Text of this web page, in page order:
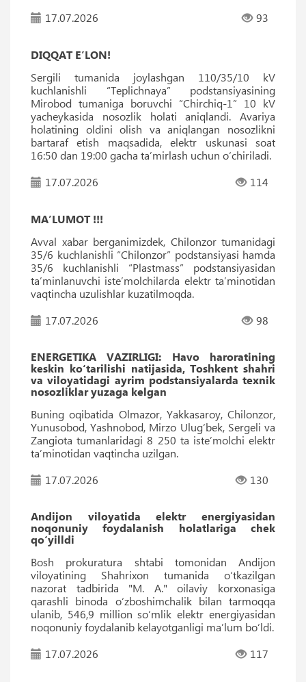
17.07.2026 93
DIQQAT E’LON!
Sergili tumanida joylashgan 110/35/10 kV
kuchlanishli “Teplichnaya” podstansiyasining
Mirobod tumaniga boruvchi “Chirchiq-1” 10 kV
yacheykasida nosozlik holati aniqlandi. Avariya
holatining oldini olish va aniqlangan nosozlikni
bartaraf etish maqsadida, elektr uskunasi soat
16:50 dan 19:00 gacha ta’mirlash uchun o‘chiriladi.
17.07.2026
114
MA’LUMOT !!!
Avval xabar berganimizdek, Chilonzor tumanidagi
35/6 kuchlanishli “Chilonzor” podstansiyasi hamda
35/6 kuchlanishli “Plastmass” podstansiyasidan
ta’minlanuvchi iste’molchilarda elektr ta’minotidan
vaqtincha uzulishlar kuzatilmoqda.
17.07.2026
98
ENERGETIKA VAZIRLIGI: Havo haroratining
keskin ko‘tarilishi natijasida, Toshkent shahri
va viloyatidagi ayrim podstansiyalarda texnik
nosozliklar yuzaga kelgan
Buning oqibatida Olmazor, Yakkasaroy, Chilonzor,
Yunusobod, Yashnobod, Mirzo Ulug‘bek, Sergeli va
Zangiota tumanlaridagi 8 250 ta iste’molchi elektr
ta’minotidan vaqtincha uzilgan.
17.07.2026
130
Andijon viloyatida elektr energiyasidan
noqonuniy foydalanish holatlariga chek
qo‘yilldi
Bosh prokuratura shtabi tomonidan Andijon
viloyatining Shahrixon tumanida o‘tkazilgan
nazorat tadbirida "M. A." oilaviy korxonasiga
qarashli binoda o‘zboshimchalik bilan tarmoqqa
ulanib, 546,9 million soʻmlik elektr energiyasidan
noqonuniy foydalanib kelayotganligi ma’lum bo‘ldi.
17.07.2026
117